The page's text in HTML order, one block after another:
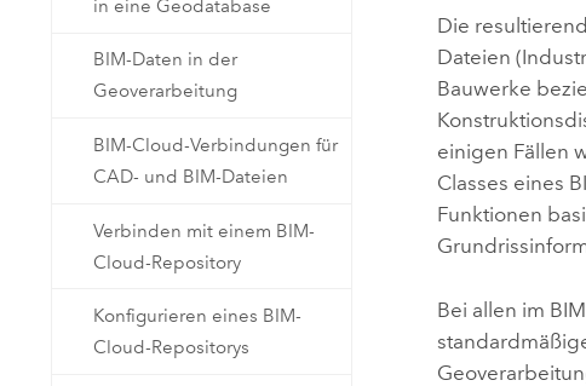
in eine Geodatabase
BIM-Daten in der
Geoverarbeitung
BIM-Cloud-Verbindungen für
CAD- und BIM-Dateien
Verbinden mit einem BIM-
Cloud-Repository
Konfigurieren eines BIM-
Cloud-Repositorys
Die
Dateien
Bauwerke
einigen Fällen
Classes eines
Funktionen
Bei allen im